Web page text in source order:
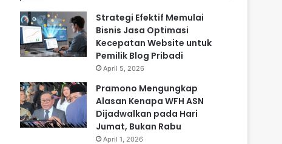
Strategi Efektif Memulai
Bisnis Jasa Optimasi
Kecepatan Website untuk
Pemilik Blog Pribadi
April 5, 2026
Pramono Mengungkap
Alasan Kenapa WFH ASN
Dijadwalkan pada Hari
Jumat, Bukan Rabu
April 1, 2026